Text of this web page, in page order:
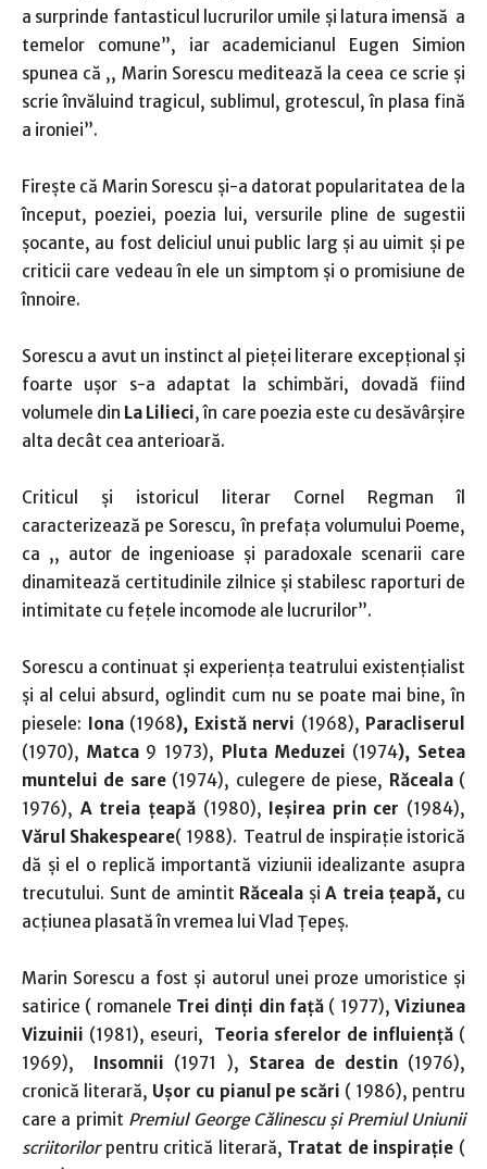
a surprinde fantasticul lucrurilor umile și latura imensă a
temelor comune”, iar academicianul Eugen Simion
spunea că ,, Marin Sorescu meditează la ceea ce scrie și
scrie învăluind tragicul, sublimul, grotescul, în plasa fină
a ironiei”.
Firește că Marin Sorescu și-a datorat popularitatea de la
început, poeziei, poezia lui, versurile pline de sugestii
șocante, au fost deliciul unui public larg și au uimit și pe
criticii care vedeau în ele un simptom și o promisiune de
înnoire.
Sorescu a avut un instinct al pieței literare excepțional și
foarte ușor s-a adaptat la schimbări, dovadă fiind
volumele din La Lilieci, în care poezia este cu desăvârșire
alta decât cea anterioară.
Criticul și istoricul literar Cornel Regman îl
caracterizează pe Sorescu, în prefața volumului Poeme,
ca ,, autor de ingenioase și paradoxale scenarii care
dinamitează certitudinile zilnice și stabilesc raporturi de
intimitate cu fețele incomode ale lucrurilor”.
Sorescu a continuat și experiența teatrului existențialist
și al celui absurd, oglindit cum nu se poate mai bine, în
piesele: Iona (1968), Există nervi (1968), Paracliserul
(1970), Matca9 1973), Pluta Meduzei (1974), Setea
muntelui de sare(1974), culegere de piese, Răceala (
1976), A treia țeapă(1980), Ieșirea prin cer (1984),
Vărul Shakespeare( 1988). Teatrul de inspirație istorică
dă și el o replică importantă viziunii idealizante asupra
trecutului. Sunt de amintit Răceala șiA treia țeapă, cu
acțiunea plasată în vremea lui Vlad Țepeș.
Marin Sorescu a fost și autorul unei proze umoristice și
satirice ( romanele Trei dinți din față ( 1977), Viziunea
Vizuinii (1981), eseuri, Teoria sferelor de influiență (
1969), Insomnii (1971 ), Starea de destin(1976),
cronică literară, Ușor cu pianul pe scări ( 1986), pentru
care a primit Premiul George Călinescu și Premiul Uniunii
scriitorilorpentru critică literară, Tratat de inspirație (